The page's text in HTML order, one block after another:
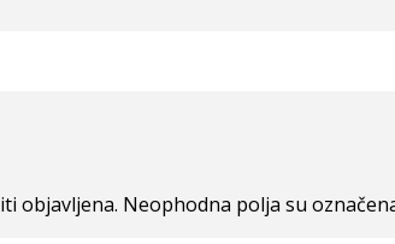
objavljena. Neophodna polja su